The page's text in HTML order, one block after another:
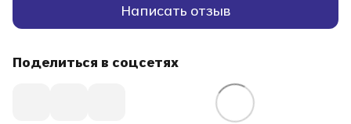
Написать отзыв
Поделиться в соцсетях